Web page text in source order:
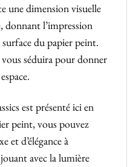
une dimension visuelle
donnant l’impression
du papier peint.
séduira pour donner
est présenté ici en
peint, vous pouvez
et d’élégance à
avec la lumière